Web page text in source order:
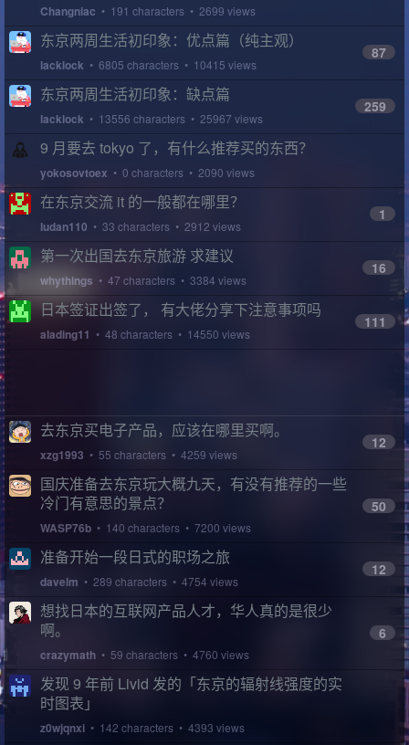
Changniac • 191 characters • 2699 views
东京两周生活初印象：优点篇（纯主观）
lacklock • 6805 characters • 10415 views
87
东京两周生活初印象：缺点篇
lacklock • 13556 characters • 25967 views
259
9 月要去 tokyo 了，有什么推荐买的东西？
yokosovtoex • 0 characters • 2090 views
在东京交流 it 的一般都在哪里？
ludan110 • 33 characters • 2912 views
1
第一次出国去东京旅游 求建议
whythings • 47 characters • 3384 views
16
日本签证出签了， 有大佬分享下注意事项吗
alading11 • 48 characters • 14550 views
111
去东京买电子产品，应该在哪里买啊。
xzg1993 • 55 characters • 4259 views
12
国庆准备去东京玩大概九天，有没有推荐的一些
冷门有意思的景点？
WASP76b • 140 characters • 7200 views
50
准备开始一段日式的职场之旅
davelm • 289 characters • 4754 views
12
想找日本的互联网产品人才，华人真的是很少
啊。
crazymath • 59 characters • 4760 views
6
发现 9 年前 Livid 发的「东京的辐射线强度的实
时图表」
z0wjqnxi • 142 characters • 4393 views